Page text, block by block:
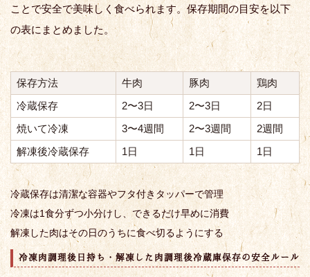
ことで安全で美味しく食べられます。保存期間の目安を以下
の表にまとめました。
保存方法 牛肉 豚肉
鶏肉
冷蔵保存
2〜3日 2〜3日
2日
焼いて冷凍
3〜4週間 2〜3週間
2週間
解凍後冷蔵保存
1日 1日 1日
冷蔵保存は清潔な容器やフタ付きタッパーで管理
冷凍は1食分ずつ小分けし、できるだけ早めに消費
解凍した肉はその日のうちに食べ切るようにする
冷凍肉調理後日持ち・解凍した肉調理後冷蔵庫保存の安全ルール